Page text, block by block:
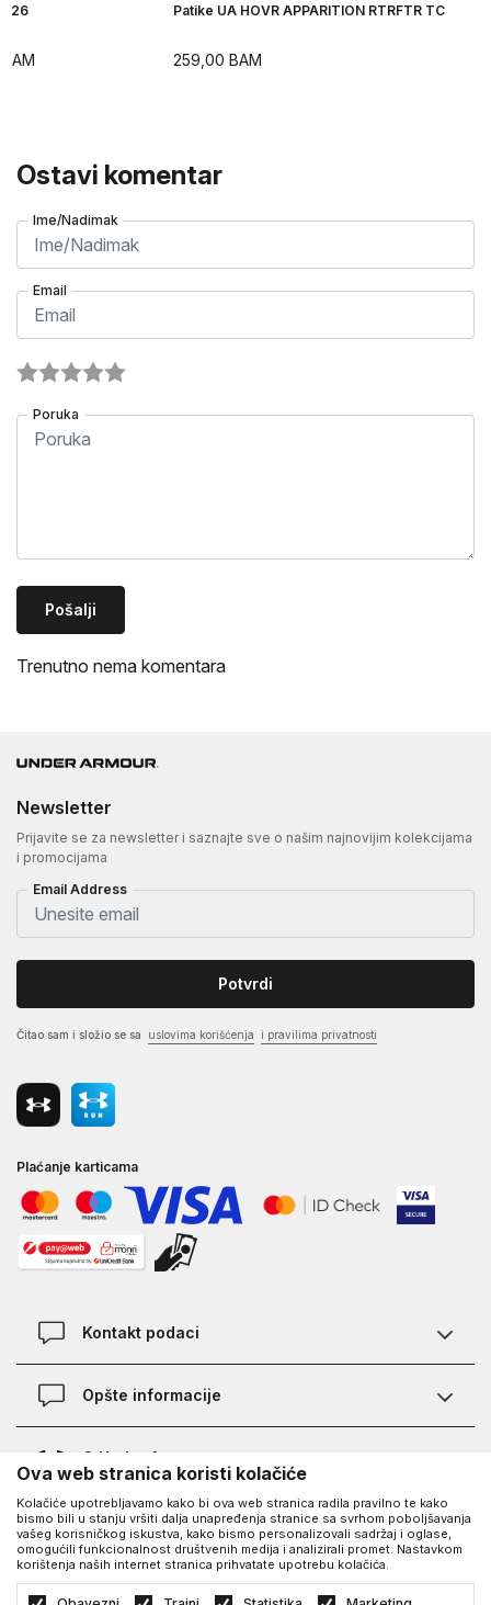
26
BAM
Patike UA HOVR APPARITION RTRFTR TC
259,00 BAM
Ostavi komentar
Ime/Nadimak
Email
Poruka
Pošalji
Trenutno nema komentara
Newsletter
Prijavite se za newsletter i saznajte sve o našim najnovijim kolekcijama
i promocijama
Email Address
Potvrdi
Čitao sam i složio se sa uslovima korišćenja i pravilima privatnosti
Plaćanje karticama
Kontakt podaci
Kontakt
Opšte informacije
Provjera statusa porudžbine
Najčešća pitanja
Kako kupiti
O Under Armour-u
O nama - priča o UA
Saznajte više o UA
Karijera
UA Social
Facebook
©2026https://www.underarmour.ba/, IzradaNB SOFT. Sva prava zadržana.
Ova web stranica koristi kolačiće
Kolačiće upotrebljavamo kako bi ova web stranica radila pravilno te kako
bismo bili u stanju vršiti dalja unapređenja stranice sa svrhom poboljšavanja
vašeg korisničkog iskustva, kako bismo personalizovali sadržaj i oglase,
omogućili funkcionalnost društvenih medija i analizirali promet. Nastavkom
korištenja naših internet stranica prihvatate upotrebu kolačića.